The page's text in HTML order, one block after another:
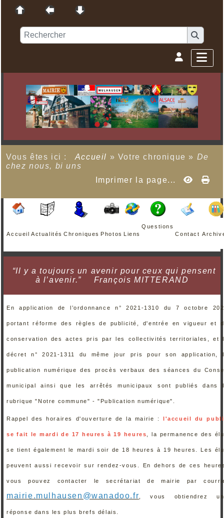
Vous êtes ici : Accueil » Votre chronique » De
chez nous, bi uns
Imprimer la page...
Accueil Actualités Chroniques Photos Liens
Questions
Contact
“Il y a toujours un avenir pour ceux qui pensent
à l’avenir.”
François MITTERAND
En application de l’ordonnance n° 2021-1310 du 7 octobre
portant réforme des règles de publicité, d'entrée en vigueur et
conservation des actes pris par les collectivités territoriales, et
décret n° 2021-1311 du même jour pris pour son application,
publication numérique des procès verbaux des séances du
municipal ainsi que les arrêtés municipaux sont publiés dans
rubrique "Notre commune" - "Publication numérique".
Rappel des horaires d'ouverture de la mairie : l'accueil du
se fait le mardi de 17 heures à 19 heures , la permanence des
se tient également le mardi soir de 18 heures à 19 heures. Les
peuvent aussi recevoir sur rendez-vous. En dehors de ces
vous pouvez contacter le secrétariat de mairie par
mairie.mulhausen@wanadoo.fr , vous obtiendrez
réponse dans les plus brefs délais.